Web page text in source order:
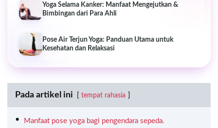
Yoga Selama Kanker: Manfaat Mengejutkan &
Bimbingan dari Para Ahli
Pose Air Terjun Yoga: Panduan Utama untuk
Kesehatan dan Relaksasi
Pada artikel ini tempat rahasia
Manfaat pose yoga bagi pengendara sepeda.